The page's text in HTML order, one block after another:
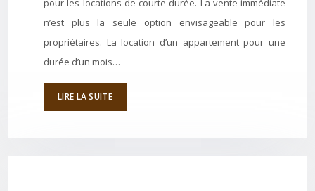
pour les locations de courte durée. La vente immédiate
n’est plus la seule option envisageable pour les
propriétaires. La location d’un appartement pour une
durée d’un mois…
LIRE LA SUITE